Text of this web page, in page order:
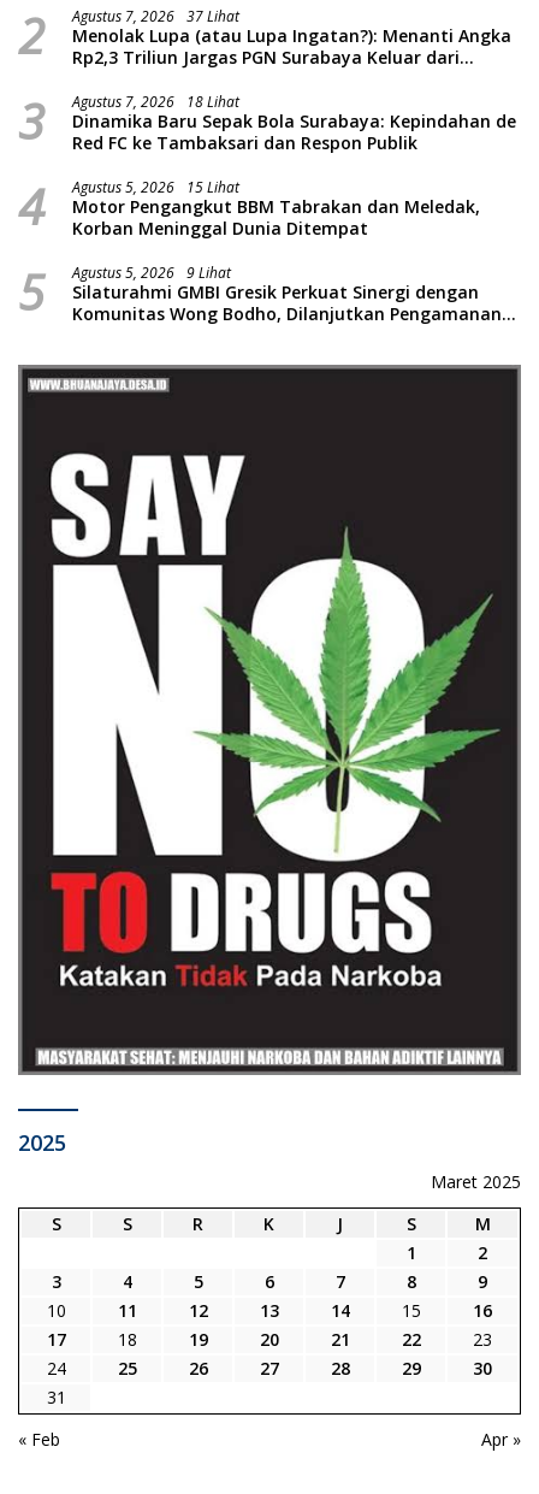
2 Agustus 7, 2026 37 Lihat
Menolak Lupa (atau Lupa Ingatan?): Menanti Angka
Rp2,3 Triliun Jargas PGN Surabaya Keluar dari
3 Agustus 7, 2026 18 Lihat
Dinamika Baru Sepak Bola Surabaya: Kepindahan de
Red FC ke Tambaksari dan Respon Publik
4 Agustus 5, 2026 15 Lihat
Motor Pengangkut BBM Tabrakan dan Meledak,
Korban Meninggal Dunia Ditempat
5 Agustus 5, 2026 9 Lihat
Silaturahmi GMBI Gresik Perkuat Sinergi dengan
Komunitas Wong Bodho, Dilanjutkan Pengamanan
2025
Maret 2025
S
S R K J S
M
1
2
3
4 5 6 7 8
9
10
11 12 13 14 15
16
17
18 19 20 21 22
23
24
25 26 27 28 29
30
31
« Feb
Apr »